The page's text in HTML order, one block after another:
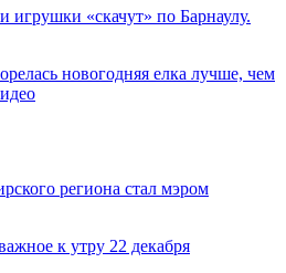
«скачут» по Барнаулу.
новогодняя елка лучше, чем
региона стал мэром
к утру 22 декабря